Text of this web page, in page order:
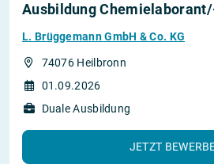
Ausbildung
L. Brüggemann GmbH & Co. KG
74076 Heilbronn
01.09.2026
Duale Ausbildung
JETZT